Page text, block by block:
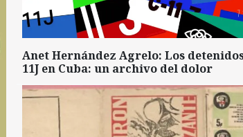
Anet Hernández Agrelo: Los
11J en Cuba: un archivo del dolor